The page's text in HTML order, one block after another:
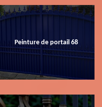
Peinture de portail 68